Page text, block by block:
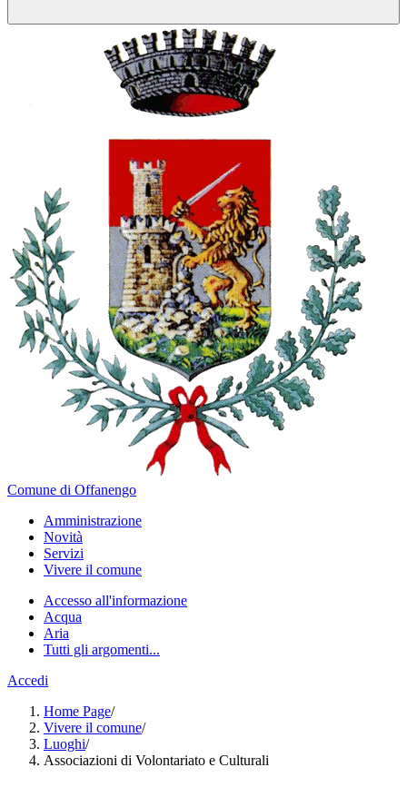
Comune di Offanengo
Amministrazione
Novità
Servizi
Vivere il comune
Accesso all'informazione
Acqua
Aria
Tutti gli argomenti...
Accedi
Home Page/
Vivere il comune/
Luoghi/
Associazioni di Volontariato e Culturali